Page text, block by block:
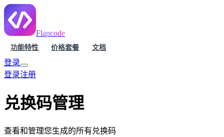
Flapcode
功能特性 价格套餐 文档
登录
登录注册
兑换码管理
查看和管理您生成的所有兑换码